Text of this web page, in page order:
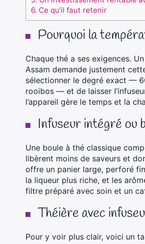
6. Ce qu’il faut retenir
Pourquoi la
Chaque thé a ses exigences.
Assam demande justement
sélectionner le degré exact —
rooibos — et de laisser
l’appareil gère le temps et la
Infuseur intégré ou
Une boule à thé classique
libèrent moins de saveurs et
offre un panier large, perforé
la liqueur plus riche, et les
filtre préparé avec soin et un
Théière avec
Pour y voir plus clair, voici un